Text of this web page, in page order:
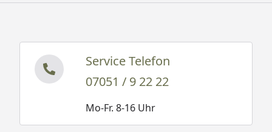
Service Telefon
07051 / 9 22 22
Mo-Fr. 8-16 Uhr